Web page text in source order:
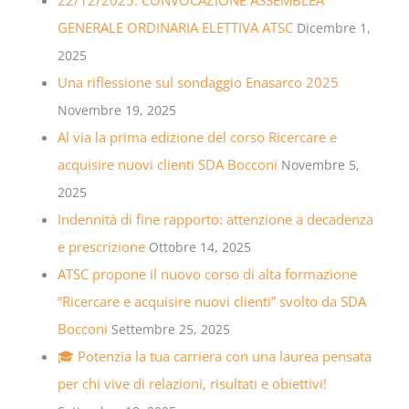
GENERALE ORDINARIA ELETTIVA ATSC Dicembre 1,
2025
Una riflessione sul sondaggio Enasarco 2025
Novembre 19, 2025
Al via la prima edizione del corso Ricercare e
acquisire nuovi clienti SDA Bocconi Novembre 5,
2025
Indennità di fine rapporto: attenzione a decadenza
e prescrizione Ottobre 14, 2025
ATSC propone il nuovo corso di alta formazione
“Ricercare e acquisire nuovi clienti” svolto da SDA
Bocconi Settembre 25, 2025
🎓 Potenzia la tua carriera con una laurea pensata
per chi vive di relazioni, risultati e obiettivi!